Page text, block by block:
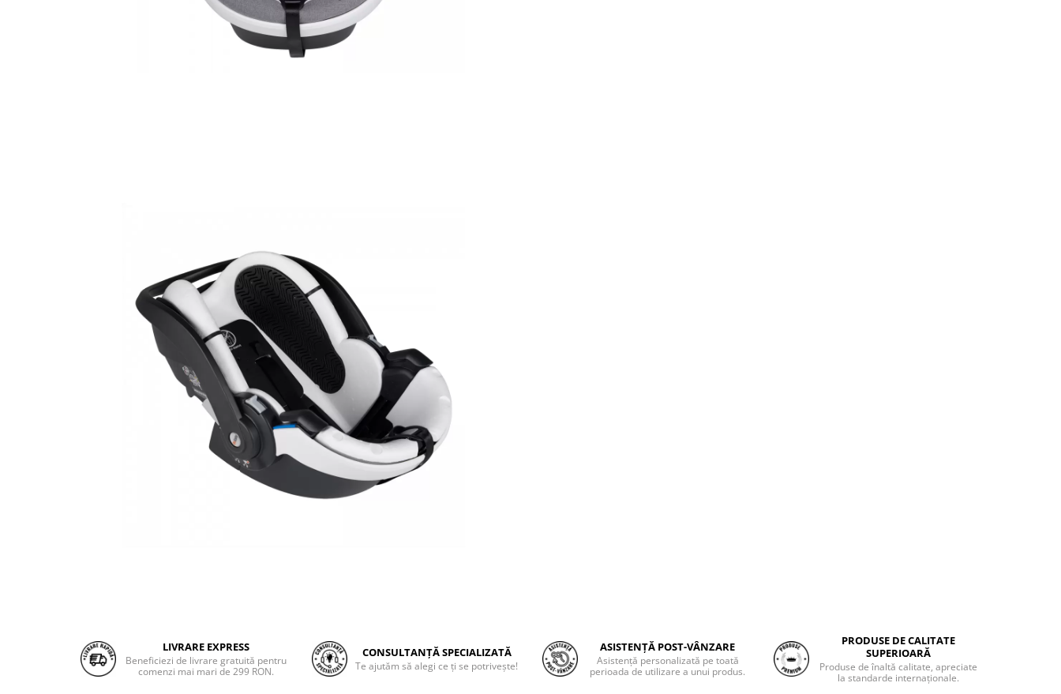
LIVRARE EXPRESS
Beneficiezi de livrare gratuită pentru
comenzi mai mari de 299 RON.
CONSULTANȚĂ SPECIALIZATĂ
Te ajutăm să alegi ce ți se potrivește!
ASISTENȚĂ POST-VÂNZARE
Asistență personalizată pe toată
perioada de utilizare a unui produs.
PRODUSE DE CALITATE
SUPERIOARĂ
Produse de înaltă calitate, apreciate
la standarde internaționale.